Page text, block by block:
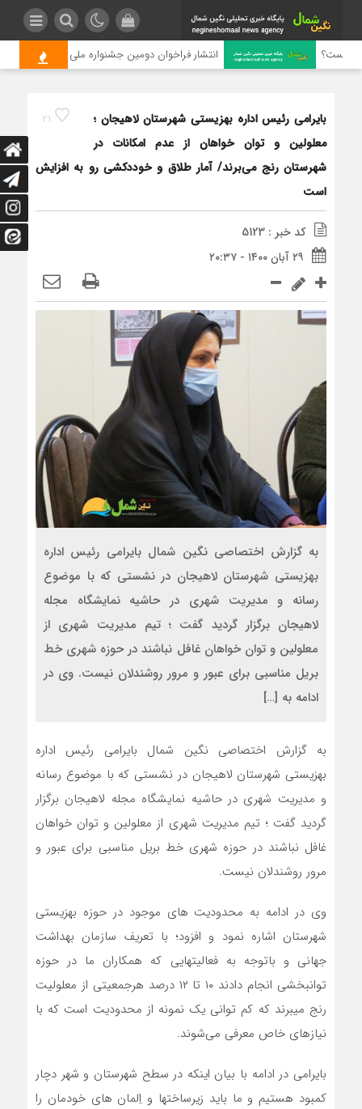
انتشار فراخوان دومین جشنواره ملی رسانه‌ای چای
21
بایرامی رئیس اداره بهزیستی شهرستان لاهیجان ؛
معلولین و توان خواهان از عدم امکانات در
شهرستان رنج می‌برند/ آمار طلاق و خوددکشی رو به افزایش
است
کد خبر : 5123
۲۹ آبان ۱۴۰۰ - ۲۰:۳۷
به گزارش اختصاصی نگین شمال بایرامی رئیس اداره
بهزیستی شهرستان لاهیجان در نشستی که با موضوع
رسانه و مدیریت شهری در حاشیه نمایشگاه مجله
لاهیجان برگزار گردید گفت ؛ تیم مدیریت شهری از
معلولین و توان خواهان غافل نباشند در حوزه شهری خط
بریل مناسبی برای عبور و مرور روشندلان نیست. وی در
ادامه به […]
به گزارش اختصاصی نگین شمال بایرامی رئیس اداره
بهزیستی شهرستان لاهیجان در نشستی که با موضوع رسانه
و مدیریت شهری در حاشیه نمایشگاه مجله لاهیجان برگزار
گردید گفت ؛ تیم مدیریت شهری از معلولین و توان خواهان
غافل نباشند در حوزه شهری خط بریل مناسبی برای عبور و
مرور روشندلان نیست.
وی در ادامه به محدودیت های موجود در حوزه بهزیستی
شهرستان اشاره نمود و افزود؛ با تعریف سازمان بهداشت
جهانی و باتوجه به فعالیتهایی که همکاران ما در حوزه
توانبخشی انجام دادند ۱۰ تا ۱۲ درصد هرجمعیتی از معلولیت
رنج میبرند که کم توانی یک نمونه از محدودیت است که با
نیازهای خاص معرفی می‌شوند.
بایرامی در ادامه با بیان اینکه در سطح شهرستان و شهر دچار
کمبود هستیم و ما باید زیرساختها و اِلمان های خودمان را